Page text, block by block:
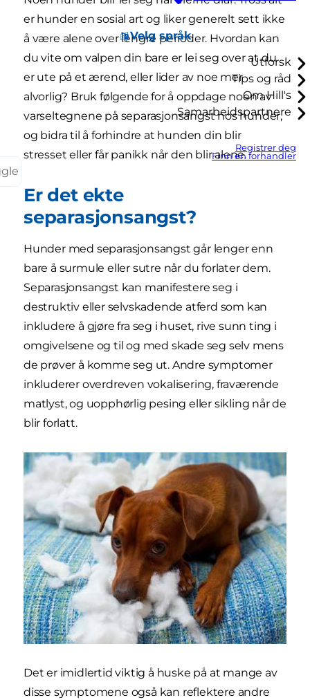
Velg språk
Utforsk
Tips og råd
Om Hill's
Samarbeidspartnere
Registrer deg
Finn en forhandler
er hunder en sosial art og liker generelt sett ikke
å være alene over lengre perioder. Hvordan kan
du vite om valpen din bare er lei seg over at du
er ute på et ærend, eller lider av noe mer
alvorlig? Bruk følgende for å oppdage noen av
varseltegnene på separasjonsangst hos hunder,
og bidra til å forhindre at hunden din blir
stresset eller får panikk når den blir alene.
Er det ekte
separasjonsangst?
Hunder med separasjonsangst går lenger enn
bare å surmule eller sutre når du forlater dem.
Separasjonsangst kan manifestere seg i
destruktiv eller selvskadende atferd som kan
inkludere å gjøre fra seg i huset, rive sunn ting i
omgivelsene og til og med skade seg selv mens
de prøver å komme seg ut. Andre symptomer
inkluderer overdreven vokalisering, fraværende
matlyst, og uopphørlig pesing eller sikling når de
blir forlatt.
Det er imidlertid viktig å huske på at mange av
disse symptomene også kan reflektere andre